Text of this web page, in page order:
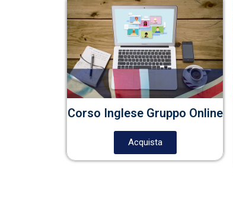
Corso Inglese Gruppo Online
Acquista